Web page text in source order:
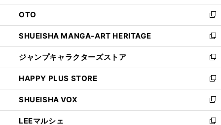
ウ
で
開
く
ン
ド
ウ
で
開
く
OTO
新
し
い
ウ
ィ
ン
ド
ウ
で
開
く
SHUEISHA MANGA-ART HERITAGE
新
し
い
ウ
ィ
ン
ド
ウ
で
ジャンプキャラクターズストア
新
し
い
ウ
ィ
ン
ド
HAPPY PLUS STORE
新
し
い
ウ
ィ
SHUEISHA VOX
新
し
い
LEEマルシェ
新